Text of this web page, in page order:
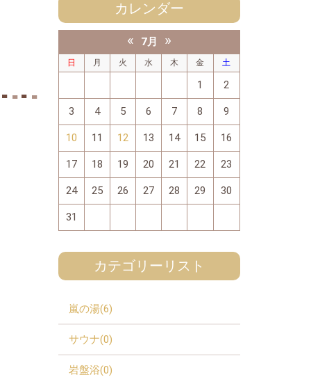
カレンダー
« 7月 »
日 月 火 水 木 金 土
1 2
3 4 5 6 7 8 9
10 11 12 13 14 15 16
17 18 19 20 21 22 23
24 25 26 27 28 29 30
31
カテゴリーリスト
嵐の湯(6)
サウナ(0)
岩盤浴(0)